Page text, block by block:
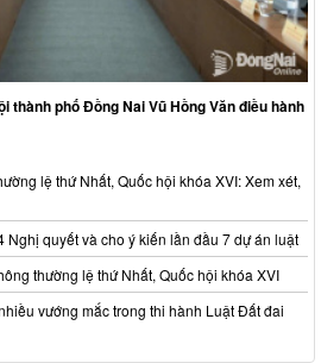
thành phố Đồng Nai Vũ Hồng Văn điều hành
lệ thứ Nhất, Quốc hội khóa XVI: Xem xét,
Nghị quyết và cho ý kiến lần đầu 7 dự án luật
thường lệ thứ Nhất, Quốc hội khóa XVI
vướng mắc trong thi hành Luật Đất đai